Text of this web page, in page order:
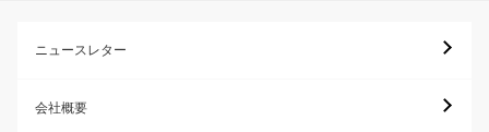
ニュースレター
会社概要